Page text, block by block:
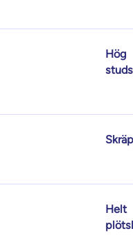
Hög
Helt